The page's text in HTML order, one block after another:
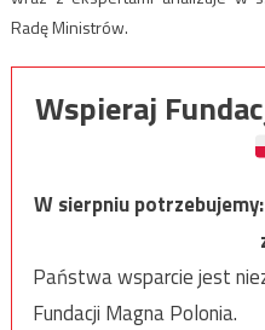
Radę Ministrów.
Wspieraj
W sierpniu potrzebujemy:
Państwa wsparcie jest
Fundacji Magna Polonia.